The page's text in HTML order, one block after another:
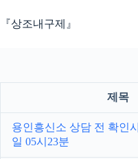
문『상조내구제』
제목
용인흥신소 상담 전 확인
일 05시23분